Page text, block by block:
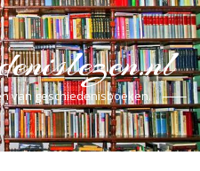
van geschiedenisboeken.